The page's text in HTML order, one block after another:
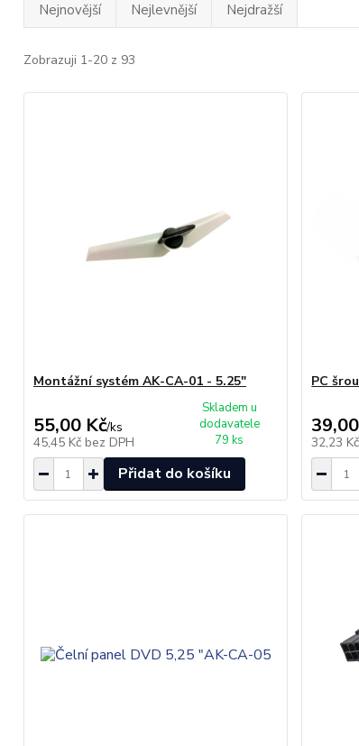
Nejnovější Nejlevnější Nejdražší
Zobrazuji 1-20 z 93
Montážní systém AK-CA-01 - 5.25"
55,00 Kč/ks
45,45 Kč bez DPH
Skladem u
dodavatele
79 ks
Přidat do košíku
PC
32,23 Kč